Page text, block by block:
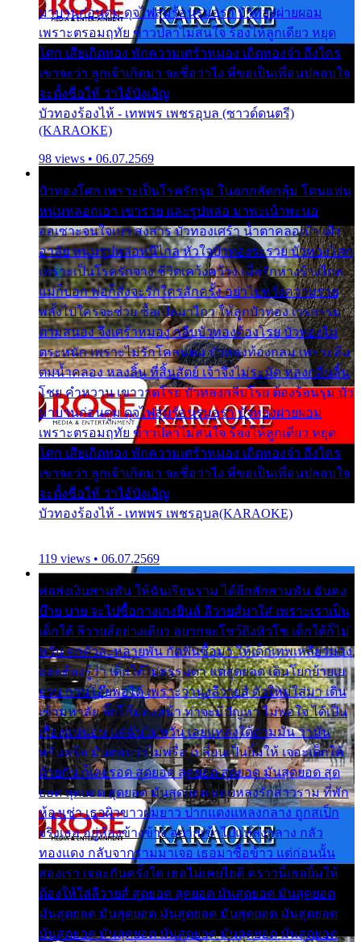
มาบานก่อนตูม ดุจไฟสุมร้อนรุมอุรา บัวทองผ่ายผอม
เพราะตรอมฤทัย ข้าวปลาไม่สนใจ ร้องไห้ลูกเดียว หยุด
โศก เสียเถิดทอง พักความเศร้าหมอง เถิดทองจ๋า ถึงใคร
เขาจะว่า ลูกเจ้าเกิดมา จะชื่อว่าไง พี่ขอเป็นเพื่อนปลอบใจ
จะตั้งชื่อให้ ว่าไอ้บังเอิญ
บัวทองร้องไห้ - เทพพร เพชรอุบล (ซาวด์ดนตรี)
(KARAOKE)
98 views • 06.07.2569
บัวทองโศก เพราะเป็นโรครักรุม ในอกกลัดกลุ้ม โดนแฟน
หนุ่มหลอกเอา เขารวย และรูปหล่อ มาพะเน้าพะนอ
ออเซาะจนใจเบา สงสาร บัวทองเศร้า น้ำตาคลอเบ้า เฝ้า
อาลัย หนุ่มรูปหล่อหนีไกล หัวใจบัวทองระรวย บัวทองโศก
เพราะเป็นโรครักจาง ชีวิตเคว้งคว้าง เมื่อรักห่างร้างไกล
แม่ก็บอก พ่อก็สั่งจะรักใครสักครั้ง อย่าไปหวังความรวย
พลั้งไปใครจะช่วย ซื้อเปลมาไกว ให้ลูกบัวทอง เวรกรรม
ตามสนอง จึงเศร้าหมอง กลีบบัวทองต้องโรย บัวทองไม่
ตระหนัก เพราะไม่รักโคลนตม บัวทองท้องกลม เพราะลืม
ตมน้ำคลอง หลงลิ้น ที่สิ้นสัตย์ เจ้าจึงไม่ระมัด หลงกลิ่นลิ้น
โชย คำหวาน เขาวาดโรย บัวทองกลีบโรย ต้องร้อนรุม บัว
มาบานก่อนตูม ดุจไฟสุมร้อนรุมอุรา บัวทองผ่ายผอม
เพราะตรอมฤทัย ข้าวปลาไม่สนใจ ร้องไห้ลูกเดียว หยุด
โศก เสียเถิดทอง พักความเศร้าหมอง เถิดทองจ๋า ถึงใคร
เขาจะว่า ลูกเจ้าเกิดมา จะชื่อว่าไง พี่ขอเป็นเพื่อนปลอบใจ
จะตั้งชื่อให้ ว่าไอ้บังเอิญ
บัวทองร้องไห้ - เทพพร เพชรอุบล(KARAOKE)
119 views • 06.07.2569
พ่อส่งเงินสามพัน ให้ฉันเรียนราม ได้อีกสักสามพัน ฉันคง
บ๊าย บาย จะไปซื้อกางเกงยีนส์ ลีวายส์มาใส่ เพราะเราเป็น
เด็กใต้ ลีวายส์อย่างเดียว อยากจะโชว์ถึงหิวโซ เด็กใต้ก็ไม่
หวั่น ตกตัวละหลายพัน กัดฟันซื้อมา ให้เด็กเทพเหลียวมอง
และต้องรู้ว่า เด็กใต้ไม่ธรรมดา แต่สุดยอด เดินโยกย้ายเย
ยวน กวนโอ๊ยพอได้ เพราะว่านุ่งลีวายส์ ตัวใหม่ใส่มา เดิน
เข้ามหาลัย จิ๊กโก๊มองหน้า ท่าจะมีปัญหา ไม่พอใจ ได้เป็น
เรื่องแน่นอน แต่ฉันไม่หวั่น เลยแหลงใต้ถามมัน ว่ามัน
พรั่นพรือ มันตอบว่าไม่พรื่อ เปลี่ยนเป็นยิ้มให้ เจอะเด็กใต้
ด้วยกัน ก็เลยรอด สุดยอด สุดยอด สุดยอด มันสุดยอด สุด
ยอด สุดยอด สุดยอด มันสุดยอด แอบหลงรักสาวราม ที่พัก
ห้องเช่า เธอผิวขาวผมยาว ปากแดงแหลงกลาง ถูกสเป็ก
จริงเธอ อยู่ห้องข้างข้าง อยากเข้าไปแหลงกลาง กลัว
ทองแดง กลับจากรามมาเจอ เธอมาซื้อข้าว แต่ก่อนนั้น
สองเรา เจอะกันครั้งใด เธอไม่เคยไยดี คราวนี้เธอยิ้มให้
ต้องให้ใส่ลีวายส์ สุดยอด สุดยอด มันสุดยอด มันสุดยอด
มันสุดยอด มันสุดยอด มันสุดยอด มันสุดยอด มันสุดยอด
มันสุดยอด มันสุดยอด มันสุดยอด มันสุดยอด มันสุดยอด